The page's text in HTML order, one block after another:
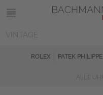
ROLEX PATEK PHILIPPE